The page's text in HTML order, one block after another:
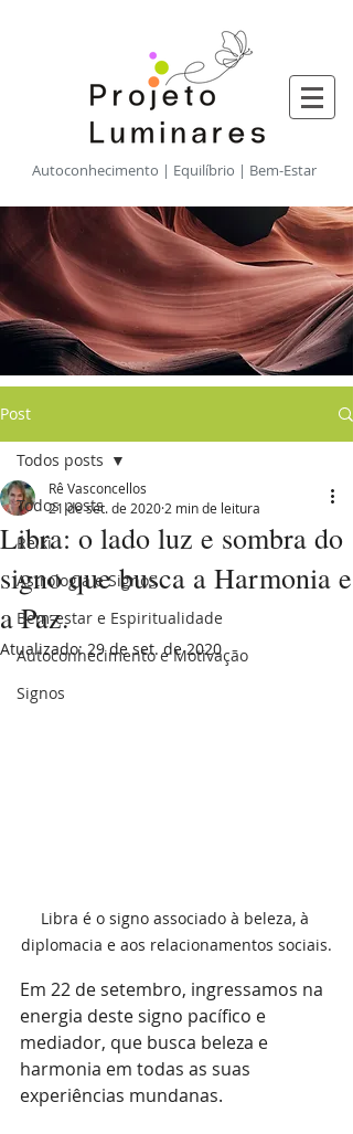
​Autoconhecimento | Equilíbrio | Bem-Estar
Post
Todos posts
Reiki
Astrologia e Signos
Bem-estar e Espiritualidade
Autoconhecimento e Motivação
Signos
Todos posts
Libra: o lado luz e sombra do
signo que busca a Harmonia e
a Paz.
Rê Vasconcellos
21 de set. de 2020 2 min de leitura
Atualizado:29 de set. de 2020
Libra é o signo associado à beleza, à
diplomacia e aos relacionamentos sociais.
Em 22 de setembro, ingressamos na
energia deste signo pacífico e
mediador, que busca beleza e
harmonia em todas as suas
experiências mundanas.